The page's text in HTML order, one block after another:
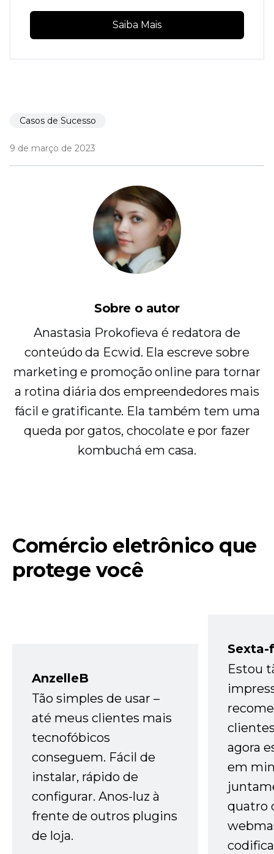
Saiba Mais
Casos de Sucesso
9 de março de 2023
Sobre o autor
Anastasia Prokofieva é redatora de
conteúdo da Ecwid. Ela escreve sobre
marketing e promoção online para tornar
a rotina diária dos empreendedores mais
fácil e gratificante. Ela também tem uma
queda por gatos, chocolate e por fazer
kombuchá em casa.
Comércio eletrônico que
protege você
AnzelleB
Tão simples de usar –
até meus clientes mais
tecnofóbicos
conseguem. Fácil de
instalar, rápido de
configurar. Anos-luz à
frente de outros plugins
de loja.
Sexta-
Estou
agora
em
quatro